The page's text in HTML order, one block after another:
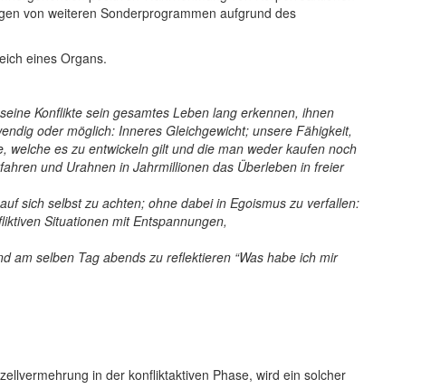
von weiteren Sonderprogrammen aufgrund des
eines Organs.
Konﬂikte sein gesamtes Leben lang erkennen, ihnen
oder möglich: Inneres Gleichgewicht; unsere Fähigkeit,
es zu entwickeln gilt und die man weder kaufen noch
und Urahnen in Jahrmillionen das Überleben in freier
sich selbst zu achten; ohne dabei in Egoismus zu verfallen:
Situationen mit Entspannungen,
am selben Tag abends zu reflektieren “Was habe ich mir
in der konfliktaktiven Phase, wird ein solcher